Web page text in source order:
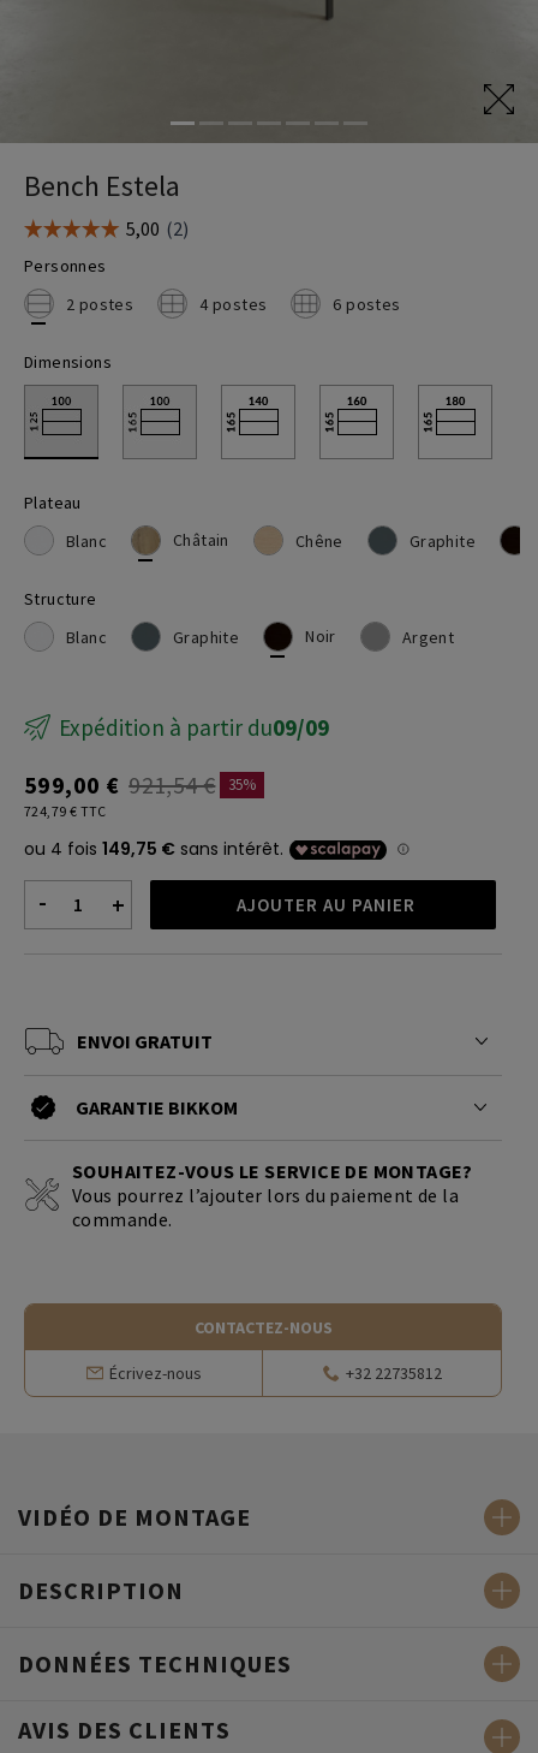
Bench Estela
Personnes
2 postes
4 postes 6 postes
Dimensions
Plateau
Blanc
Châtain Chêne Graphite
Structure
Blanc
Graphite Noir Argent
Expédition à partir du09/09
599,00 € 921,54 € 35%
724,79 € TTC
- + AJOUTER AU PANIER
ENVOI GRATUIT
GARANTIE BIKKOM
SOUHAITEZ-VOUS LE SERVICE DE MONTAGE?
Vous pourrez l’ajouter lors du paiement de la
commande.
CONTACTEZ-NOUS
Écrivez-nous +32 22735812
VIDÉO DE MONTAGE
DESCRIPTION
DONNÉES TECHNIQUES
AVIS DES CLIENTS